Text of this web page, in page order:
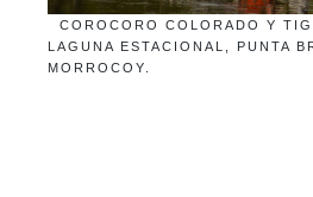
COROCORO COLORADO Y
LAGUNA ESTACIONAL, PUNTA
MORROCOY.